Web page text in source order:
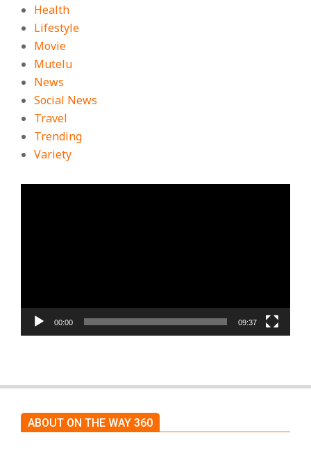
Health
Lifestyle
Movie
Mutelu
News
Social News
Travel
Trending
Variety
00:00 09:37
ABOUT ON THE WAY 360